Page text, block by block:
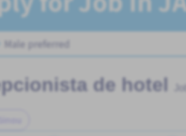
Male preferred
de hotel